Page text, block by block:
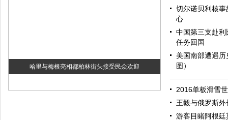
哈里与梅根亮相都柏林街头接受民众欢迎
切尔诺贝利核
心
中国第三支赴
任务回国
美国南部遭遇
图）
2016单板滑雪
王毅与俄罗斯
游客目睹阿根